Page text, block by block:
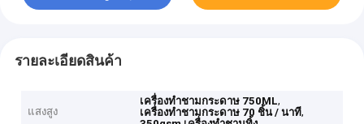
รายละเอียดสินค้า
แสงสูง
เครื่องทำชามกระดาษ 750ML,
เครื่องทำชามกระดาษ 70 ชิ้น / นาที,